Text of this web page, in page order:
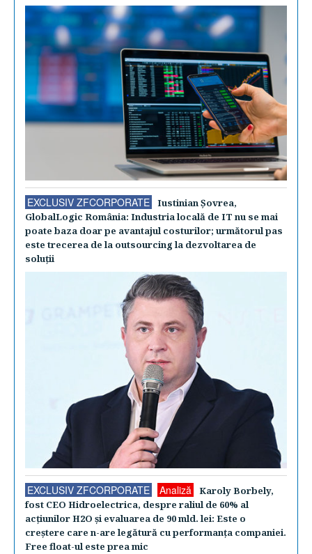
EXCLUSIV ZFCORPORATE
Iustinian Şovrea,
GlobalLogic România: Industria locală de IT nu se mai
poate baza doar pe avantajul costurilor; următorul pas
este trecerea de la outsourcing la dezvoltarea de
soluţii
EXCLUSIV ZFCORPORATE Analiză
Karoly Borbely,
fost CEO Hidroelectrica, despre raliul de 60% al
acţiunilor H2O şi evaluarea de 90 mld. lei: Este o
creştere care n-are legătură cu performanţa companiei.
Free float-ul este prea mic